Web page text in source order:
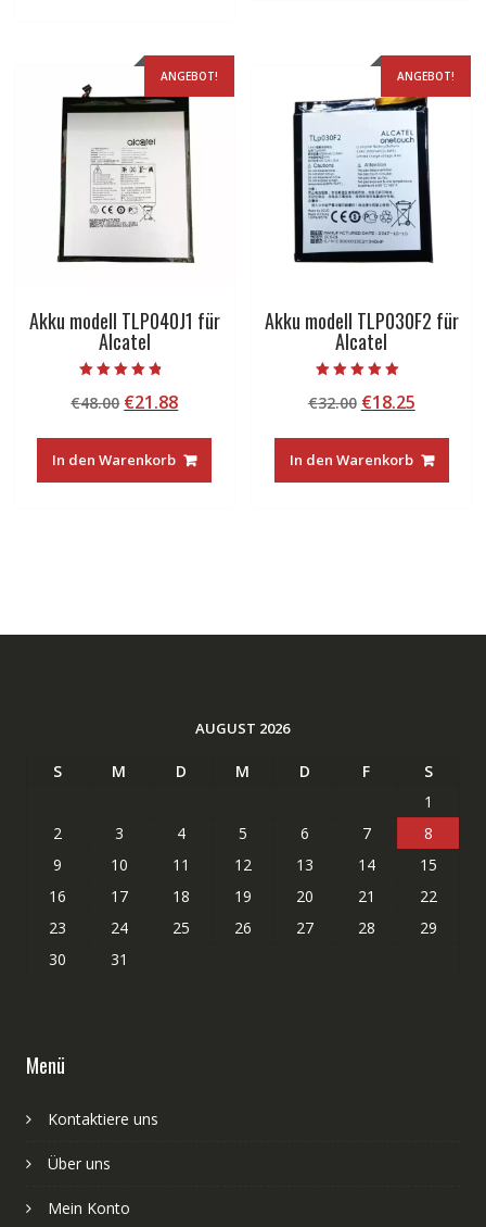
ANGEBOT!
Akku modell TLP040J1 für
Alcatel
4.50
von 5
€48.00 Ursprünglicher
war:
€48.00
€21.88Aktueller
ist:
€21.88.
In den Warenkorb
ANGEBOT!
Akku modell TLP030F2 für
Alcatel
5.00
von 5
€32.00 Ursprünglicher
war:
€32.00
€18.25
ist:
€18.25.
In den Warenkorb
AUGUST 2026
S M D M D F
S
1
2
3 4 5 6 7
8
9
10 11 12 13 14
15
16
17 18 19 20 21
22
23
24 25 26 27 28
29
30
31
Menü
Kontaktiere uns
Über uns
Mein Konto